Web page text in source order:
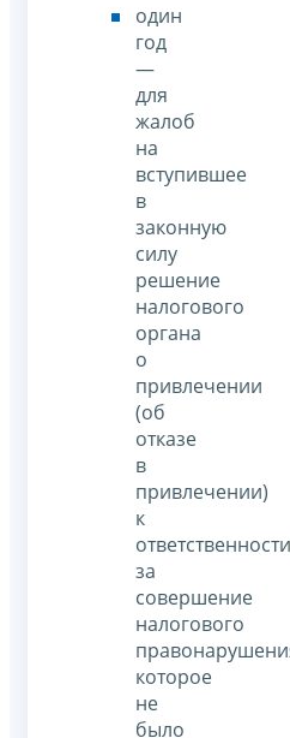
один
год
—
для
жалоб
на
вступившее
в
законную
силу
решение
налогового
органа
о
привлечении
(об
отказе
в
привлечении)
к
ответственности
за
совершение
налогового
которое
не
было